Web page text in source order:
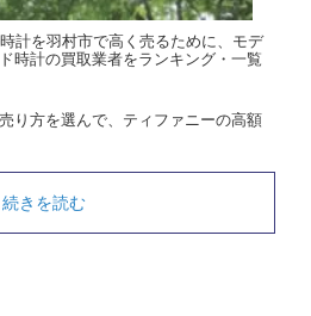
計を羽村市で高く売るために、モデ
時計の買取業者をランキング・一覧
り方を選んで、ティファニーの高額
続きを読む